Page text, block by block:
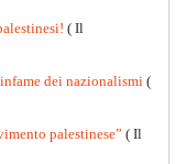
( Il
dei nazionalismi (
palestinese” ( Il